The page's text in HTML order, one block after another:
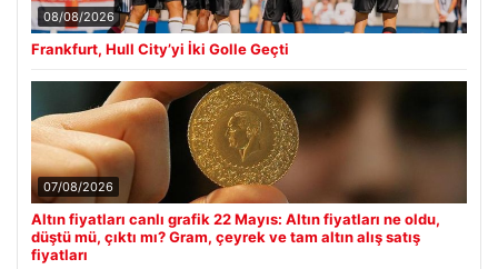
08/08/2026
Frankfurt, Hull City’yi İki Golle Geçti
07/08/2026
Altın fiyatları canlı grafik 22 Mayıs: Altın fiyatları ne oldu,
düştü mü, çıktı mı? Gram, çeyrek ve tam altın alış satış
fiyatları